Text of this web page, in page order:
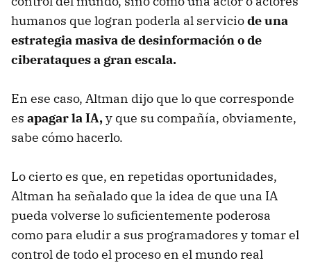
humanos que logran poderla al serviciode una
estrategia masiva de desinformación o de
ciberataques a gran escala.
En ese caso, Altman dijo que lo que corresponde
es apagar la IA,y que su compañía, obviamente,
sabe cómo hacerlo.
Lo cierto es que, en repetidas oportunidades,
Altman ha señalado que la idea de que una IA
pueda volverse lo suficientemente poderosa
como para eludir a sus programadores y tomar el
control de todo el proceso en el mundo real